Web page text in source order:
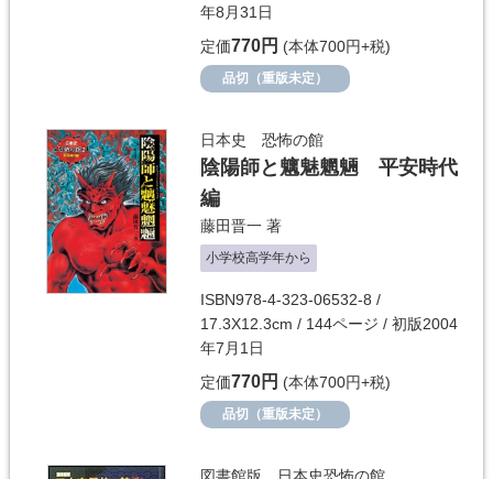
年8月31日
定価770円 (本体700円+税)
品切（重版未定）
日本史 恐怖の館
陰陽師と魑魅魍魎 平安時代
編
藤田晋一 著
小学校高学年から
ISBN978-4-323-06532-8 /
17.3X12.3cm / 144ページ / 初版2004
年7月1日
定価770円 (本体700円+税)
品切（重版未定）